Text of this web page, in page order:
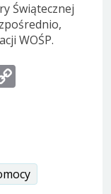
Świątecznej
WOŚP.